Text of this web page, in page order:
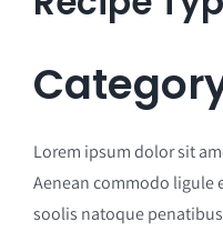
Lorem ipsum dolor sit
Aenean commodo ligule
soolis natoque